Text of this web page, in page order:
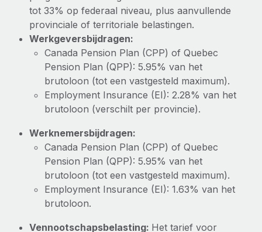
tot 33% op federaal niveau, plus aanvullende
provinciale of territoriale belastingen.
Werkgeversbijdragen:
Canada Pension Plan (CPP) of Quebec
Pension Plan (QPP): 5.95% van het
brutoloon (tot een vastgesteld maximum).
Employment Insurance (EI): 2.28% van het
brutoloon (verschilt per provincie).
Werknemersbijdragen:
Canada Pension Plan (CPP) of Quebec
Pension Plan (QPP): 5.95% van het
brutoloon (tot een vastgesteld maximum).
Employment Insurance (EI): 1.63% van het
brutoloon.
Vennootschapsbelasting: Het tarief voor